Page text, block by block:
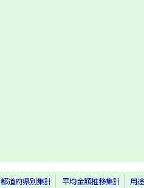
都道府県別集計 平均金額推移集計
用